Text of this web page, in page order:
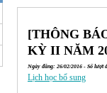
[THÔNG
KỲ II NĂM
Ngày đăng: 26/02/2016 - Số lượt
Lịch học bổ sung